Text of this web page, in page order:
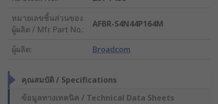
หมายเลขชิ้นส่วนของ
ผู้ผลิต / Mfr. Part No.:
AFBR-S4N44P164M
ผู้ผลิต: Broadcom
คุณสมบัติ / Specifications
ข้อมูลทางเทคนิค / Technical Data Sheets